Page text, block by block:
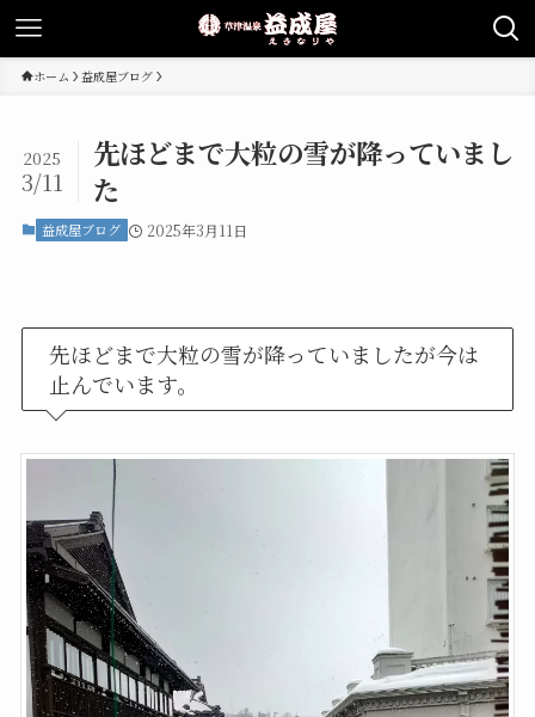
ホーム 益成屋ブログ
先ほどまで大粒の雪が降っていまし
た
2025
3/11
益成屋ブログ 2025年3月11日
先ほどまで大粒の雪が降っていましたが今は
止んでいます。